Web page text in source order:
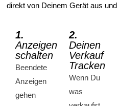
direkt von Deinem Gerät aus
1.
Anzeigen
schalten
Beendete
Anzeigen
gehen
2.
Deinen
Verkauf
Tracken
Wenn Du
was